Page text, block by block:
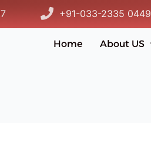
+91-033-2335
Home About US